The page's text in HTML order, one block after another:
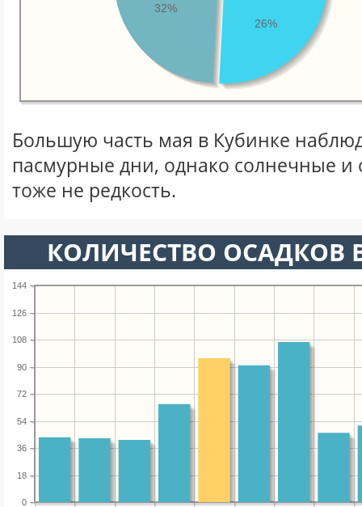
26%
32%
Большую часть мая в Кубинке
пасмурные дни, однако солнечные
тоже не редкость.
КОЛИЧЕСТВО ОСАДКОВ
0
18
36
54
72
90
108
126
144